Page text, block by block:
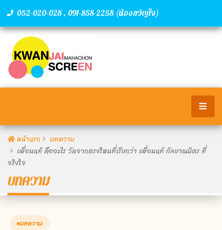
052-020-028 , 091-858-2258 (น้องขวัญใจ)
หน้าแรก
บทความ
เพื่อนแท้ คืออะไร วัดจากตรงใหนที่เรียกว่า เพื่อนแท้ กัลยาณมิตร ที่
จริงใจ
บทความ
บทความ